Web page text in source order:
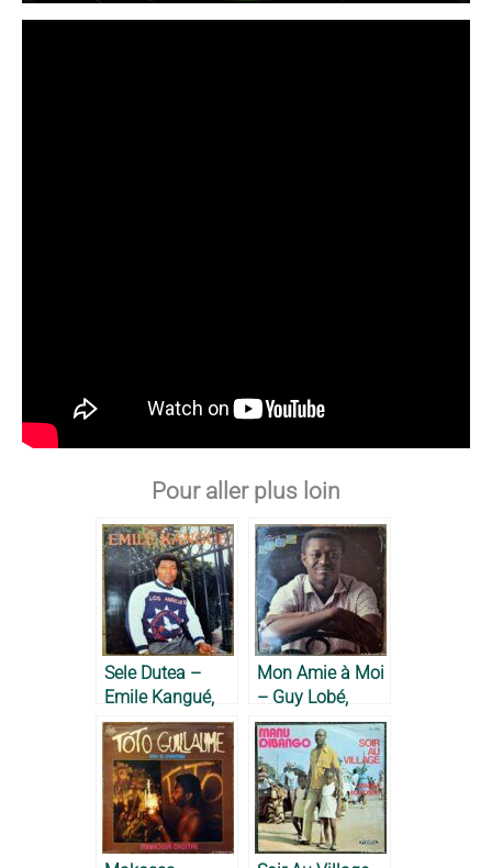
Pour aller plus loin
Sele Dutea –
Emile Kangué,
1984
Mon Amie à Moi
– Guy Lobé,
1986